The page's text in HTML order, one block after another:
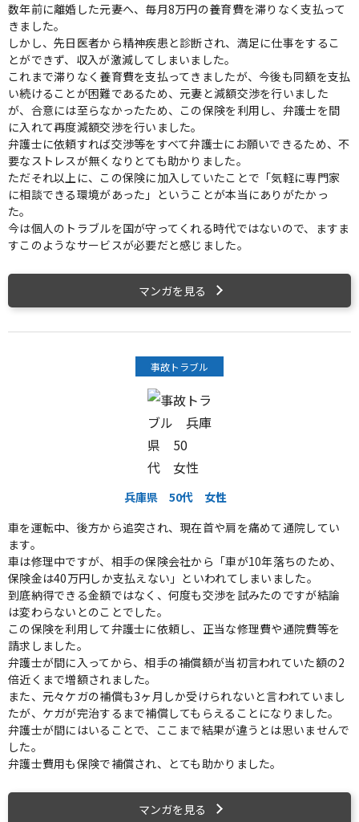
数年前に離婚した元妻へ、毎月8万円の養育費を滞りなく支払って
きました。
しかし、先日医者から精神疾患と診断され、満足に仕事をするこ
とができず、収入が激減してしまいました。
これまで滞りなく養育費を支払ってきましたが、今後も同額を支払
い続けることが困難であるため、元妻と減額交渉を行いました
が、合意には至らなかったため、この保険を利用し、弁護士を間
に入れて再度減額交渉を行いました。
弁護士に依頼すれば交渉等をすべて弁護士にお願いできるため、不
要なストレスが無くなりとても助かりました。
ただそれ以上に、この保険に加入していたことで「気軽に専門家
に相談できる環境があった」ということが本当にありがたかっ
た。
今は個人のトラブルを国が守ってくれる時代ではないので、ますま
すこのようなサービスが必要だと感じました。
マンガを見る
事故トラブル
兵庫県 50代
女性
車を運転中、後方から追突され、現在首や肩を痛めて通院してい
ます。
車は修理中ですが、相手の保険会社から「車が10年落ちのため、
保険金は40万円しか支払えない」といわれてしまいました。
到底納得できる金額ではなく、何度も交渉を試みたのですが結論
は変わらないとのことでした。
この保険を利用して弁護士に依頼し、正当な修理費や通院費等を
請求しました。
弁護士が間に入ってから、相手の補償額が当初言われていた額の2
倍近くまで増額されました。
また、元々ケガの補償も3ヶ月しか受けられないと言われていまし
たが、ケガが完治するまで補償してもらえることになりました。
弁護士が間にはいることで、ここまで結果が違うとは思いませんで
した。
弁護士費用も保険で補償され、とても助かりました。
マンガを見る